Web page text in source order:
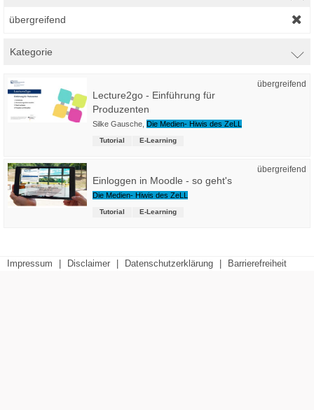
übergreifend
Kategorie
übergreifend
Lecture2go - Einführung für
Produzenten
Silke Gausche Die Medien- Hiwis des ZeLL
Tutorial E-Learning
übergreifend
Einloggen in Moodle - so geht's
Die Medien- Hiwis des ZeLL
Tutorial E-Learning
Impressum Disclaimer Datenschutzerklärung Barrierefreiheit